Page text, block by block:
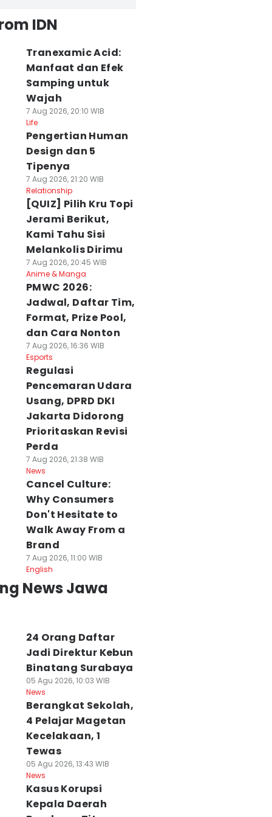
IDN
Tranexamic Acid:
Manfaat dan Efek
Samping untuk
Wajah
7 Aug 2026, 20:10 WIB
Life
Pengertian Human
Design dan 5
Tipenya
7 Aug 2026, 21:20 WIB
Relationship
[QUIZ] Pilih Kru Topi
Jerami Berikut,
Kami Tahu Sisi
Melankolis Dirimu
7 Aug 2026, 20:45 WIB
Anime & Manga
PMWC 2026:
Jadwal, Daftar Tim,
Format, Prize Pool,
dan Cara Nonton
7 Aug 2026, 16:36 WIB
Esports
Regulasi
Pencemaran Udara
Usang, DPRD DKI
Jakarta Didorong
Prioritaskan Revisi
Perda
7 Aug 2026, 21:38 WIB
News
Cancel Culture:
Why Consumers
Don't Hesitate to
Walk Away From a
Brand
7 Aug 2026, 11:00 WIB
English
News Jawa
24 Orang Daftar
Jadi Direktur Kebun
Binatang Surabaya
05 Agu 2026, 10:03 WIB
News
Berangkat Sekolah,
4 Pelajar Magetan
Kecelakaan, 1
Tewas
05 Agu 2026, 13:43 WIB
News
Kasus Korupsi
Kepala Daerah